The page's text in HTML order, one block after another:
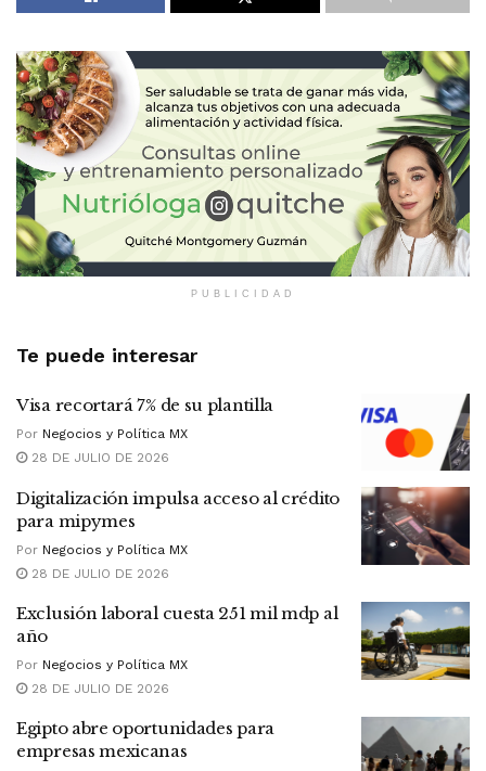
PUBLICIDAD
Te puede interesar
Visa recortará 7% de su plantilla
Por Negocios y Política MX
28 DE JULIO DE 2026
Digitalización impulsa acceso al crédito
para mipymes
Por Negocios y Política MX
28 DE JULIO DE 2026
Exclusión laboral cuesta 251 mil mdp al
año
Por Negocios y Política MX
28 DE JULIO DE 2026
Egipto abre oportunidades para
empresas mexicanas